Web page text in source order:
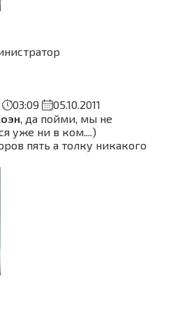
03:09
05.10.2011
, да пойми, мы не
уже ни в ком....)
пять а толку никакого